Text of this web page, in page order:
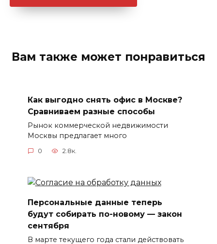
Вам также может понравиться
Как выгодно снять офис в Москве?
Сравниваем разные способы
Рынок коммерческой недвижимости
Москвы предлагает много
0 2.8к.
Персональные данные теперь
будут собирать по-новому — закон
сентября
В марте текущего года стали действовать